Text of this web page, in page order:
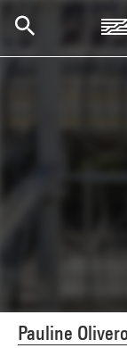
Pauline